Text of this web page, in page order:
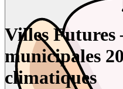
Villes
municipales
climatiques